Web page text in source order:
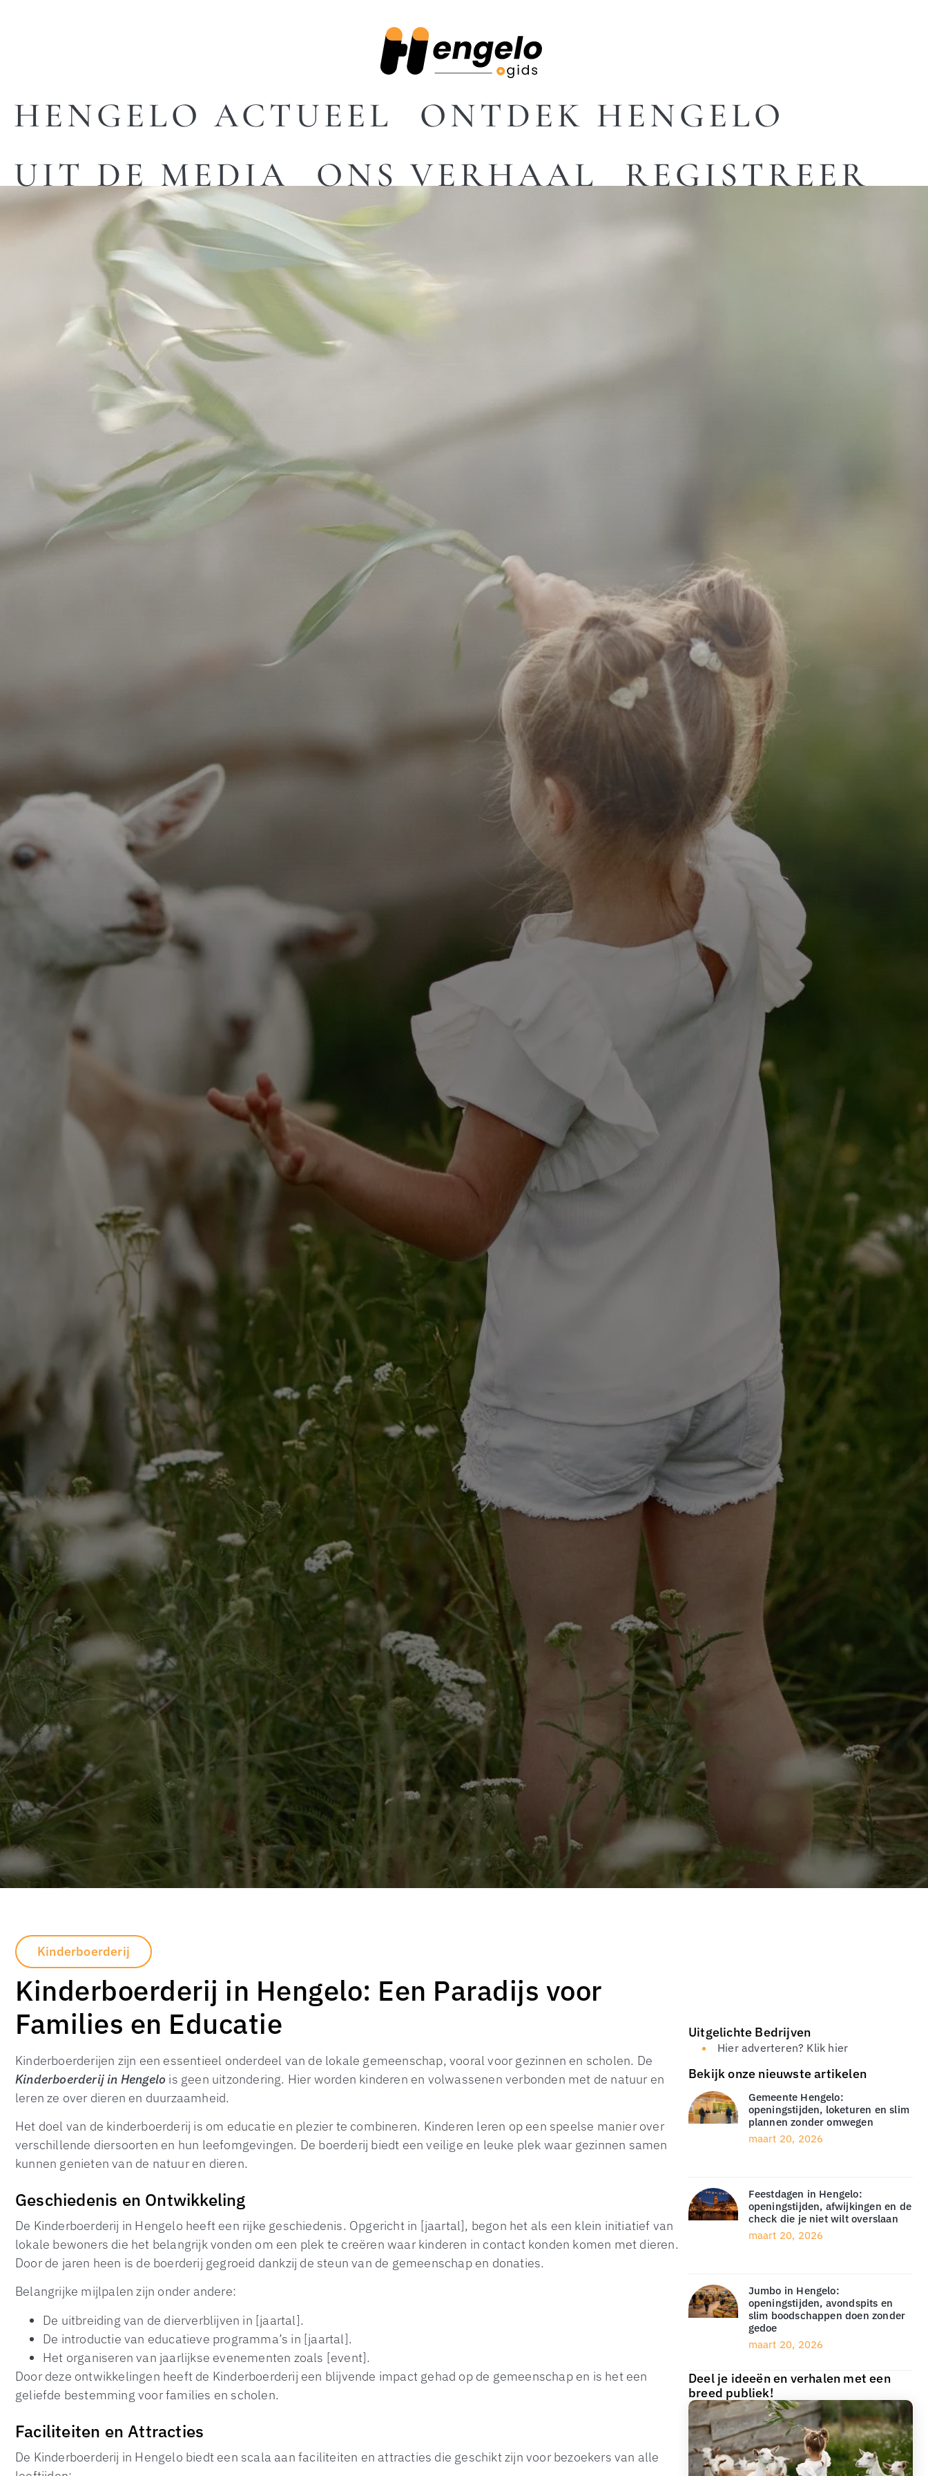
HENGELO ACTUEEL
ONTDEK HENGELO
UIT DE MEDIA
ONS VERHAAL REGISTREER
Kinderboerderij
Kinderboerderij in Hengelo: Een Paradijs voor
Families en Educatie
Kinderboerderijen zijn een essentieel onderdeel van de lokale gemeenschap, vooral voor gezinnen en scholen. De
Kinderboerderij in Hengelo is geen uitzondering. Hier worden kinderen en volwassenen verbonden met de natuur en
leren ze over dieren en duurzaamheid.
Het doel van de kinderboerderij is om educatie en plezier te combineren. Kinderen leren op een speelse manier over
verschillende diersoorten en hun leefomgevingen. De boerderij biedt een veilige en leuke plek waar gezinnen samen
kunnen genieten van de natuur en dieren.
Geschiedenis en Ontwikkeling
De Kinderboerderij in Hengelo heeft een rijke geschiedenis. Opgericht in [jaartal], begon het als een klein initiatief van
lokale bewoners die het belangrijk vonden om een plek te creëren waar kinderen in contact konden komen met dieren.
Door de jaren heen is de boerderij gegroeid dankzij de steun van de gemeenschap en donaties.
Belangrijke mijlpalen zijn onder andere:
De uitbreiding van de dierverblijven in [jaartal].
De introductie van educatieve programma’s in [jaartal].
Het organiseren van jaarlijkse evenementen zoals [event].
Door deze ontwikkelingen heeft de Kinderboerderij een blijvende impact gehad op de gemeenschap en is het een
geliefde bestemming voor families en scholen.
Faciliteiten en Attracties
De Kinderboerderij in Hengelo biedt een scala aan faciliteiten en attracties die geschikt zijn voor bezoekers van alle
Uitgelichte Bedrijven
Hier adverteren? Klik hier
Bekijk onze nieuwste artikelen
Gemeente Hengelo:
openingstijden, loketuren en slim
plannen zonder omwegen
maart 20, 2026
Feestdagen in Hengelo:
openingstijden, afwijkingen en de
check die je niet wilt overslaan
maart 20, 2026
Jumbo in Hengelo:
openingstijden, avondspits en
slim boodschappen doen zonder
gedoe
maart 20, 2026
Deel je ideeën en verhalen met een
breed publiek!